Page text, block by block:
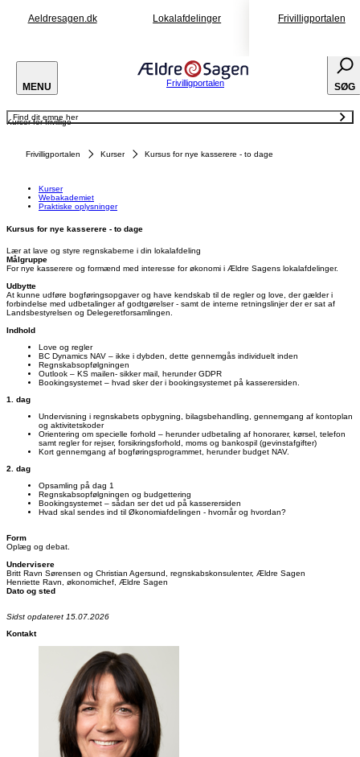
Aeldresagen.dk Lokalafdelinger Frivilligportalen
MENU Frivilligportalen SØG
Kurser for frivillige
Find dit emne her
Frivilligportalen
Kurser Kursus for nye kasserere - to dage
Kurser
Webakademiet
Praktiske oplysninger
Kursus for nye kasserere - to dage
Lær at lave og styre regnskaberne i din lokalafdeling
Målgruppe
For nye kasserere og formænd med interesse for økonomi i Ældre Sagens lokalafdelinger.
Udbytte
At kunne udføre bogføringsopgaver og have kendskab til de regler og love, der gælder i
forbindelse med udbetalinger af godtgørelser - samt de interne retningslinjer der er sat af
Landsbestyrelsen og Delegeretforsamlingen.
Indhold
Love og regler
BC Dynamics NAV – ikke i dybden, dette gennemgås individuelt inden
Regnskabsopfølgningen
Outlook – KS mailen- sikker mail, herunder GDPR
Bookingsystemet – hvad sker der i bookingsystemet på kasserersiden.
1. dag
Undervisning i regnskabets opbygning, bilagsbehandling, gennemgang af kontoplan
og aktivitetskoder
Orientering om specielle forhold – herunder udbetaling af honorarer, kørsel, telefon
samt regler for rejser, forsikringsforhold, moms og bankospil (gevinstafgifter)
Kort gennemgang af bogføringsprogrammet, herunder budget NAV.
2. dag
Opsamling på dag 1
Regnskabsopfølgningen og budgettering
Bookingsystemet – sådan ser det ud på kasserersiden
Hvad skal sendes ind til Økonomiafdelingen - hvornår og hvordan?
Form
Oplæg og debat.
Undervisere
Britt Ravn Sørensen og Christian Agersund, regnskabskonsulenter, Ældre Sagen
Henriette Ravn, økonomichef, Ældre Sagen
Dato og sted
Sidst opdateret 15.07.2026
Kontakt